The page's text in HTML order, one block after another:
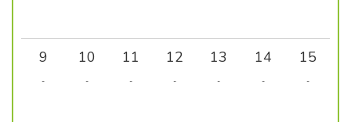
9
-
10
-
11
-
12
-
13
-
14
-
15
-